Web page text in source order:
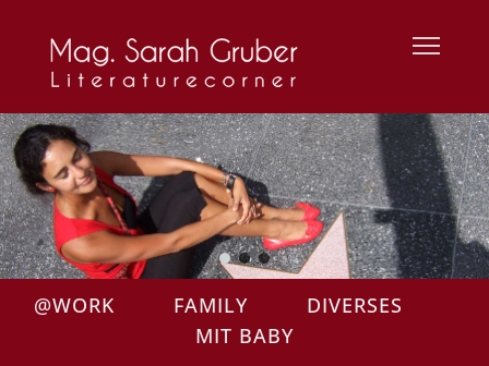
@WORK FAMILY
DIVERSES
MIT BABY